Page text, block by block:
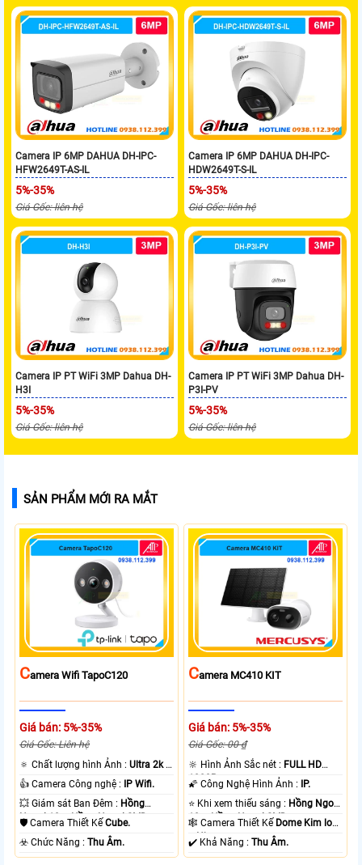
Camera IP 6MP DAHUA DH-IPC-
HFW2649T-AS-IL
5%-35%
Giá Gốc: liên hệ
Camera IP 6MP DAHUA DH-IPC-
HDW2649T-S-IL
5%-35%
Giá Gốc: liên hệ
Camera IP PT WiFi 3MP Dahua DH-
H3I
5%-35%
Giá Gốc: liên hệ
Camera IP PT WiFi 3MP Dahua DH-
P3I-PV
5%-35%
Giá Gốc: liên hệ
SẢN PHẨM MỚI RA MẮT
CAmera Wifi TapoC120
Giá bán: 5%-35%
Giá Gốc: Liên hệ
🔅 Chất lượng hình Ảnh :Ultra 2k +
.
👍 Camera Công nghệ :
IP Wifi.
💥 Giám sát Ban Đêm : Hồng
Ngoại 10m Hồng Ngoại SMD.
🛡 Camera Thiết KếCube.
️☣️ Chức Năng :Thu Âm.
CAmera MC410 KIT
Giá bán: 5%-35%
Giá Gốc: 00 ₫
🔆 Hình Ảnh Sắc nét : FULL HD
1080P .
🌠 Công Nghệ Hình Ảnh :
IP.
⭐ Khi xem thiếu sáng : Hồng Ngoại
10m Hồng Ngoại SMD.
🕸️ Camera Thiết Kế Dome Kim loại
+ Nhựa.
️✔️ Khả Năng :Thu Âm.